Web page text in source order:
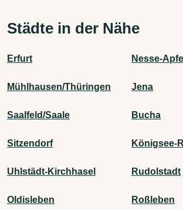
Städte in der Nähe
Erfurt Nesse-
Mühlhausen/Thüringen Jena
Saalfeld/Saale Bucha
Sitzendorf Königsee-
Uhlstädt-Kirchhasel Rudolstadt
Oldisleben Roßleben